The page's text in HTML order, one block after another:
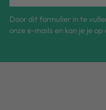
Door dit formulier in te
onze e-mails en kan je je